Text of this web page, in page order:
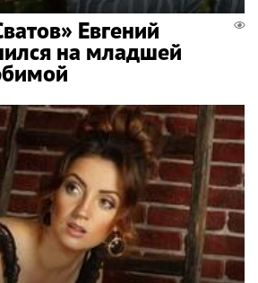
Евгений
на младшей